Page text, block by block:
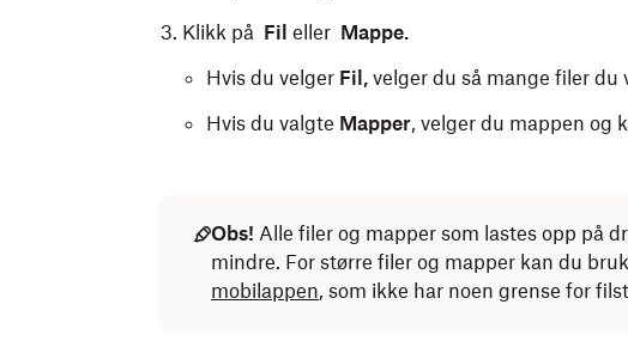
Klikk på Fil eller Mappe.
Hvis du velger Fil, velger du så mange filer du
Hvis du valgte Mapper, velger du mappen og
Obs! Alle filer og mapper som lastes opp på
mindre. For større filer og mapper kan du
mobilappen, som ikke har noen grense for